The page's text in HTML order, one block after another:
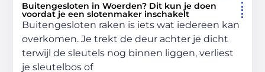
Buitengesloten in Woerden? Dit kun je doen
voordat je een slotenmaker inschakelt
Buitengesloten raken is iets wat iedereen kan
overkomen. Je trekt de deur achter je dicht
terwijl de sleutels nog binnen liggen, verliest
je sleutelbos of